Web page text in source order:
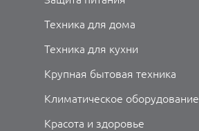
Техника для дома
Техника для кухни
Крупная бытовая техника
Климатическое оборудование
Красота и здоровье